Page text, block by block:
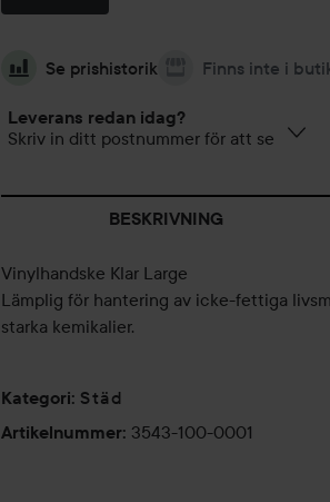
Se prishistorik Finns inte i
Leverans redan idag?
Skriv in ditt postnummer för att se
BESKRIVNING
Vinylhandske Klar Large
Lämplig för hantering av icke-fettiga
starka kemikalier.
Kategori: Städ
Artikelnummer: 3543-100-0001